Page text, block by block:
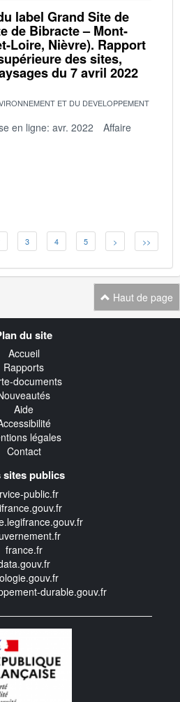
label Grand Site de
de Bibracte – Mont-
Loire, Nièvre). Rapport
des sites,
du 7 avril 2022
ET DU DEVELOPPEMENT
en ligne: avr. 2022
Affaire
3 4 5 > >>
Haut de page
du site
Accueil
Rapports
documents
Aide
légales
Contact
sites publics
public.fr
france.fr
durable.gouv.fr